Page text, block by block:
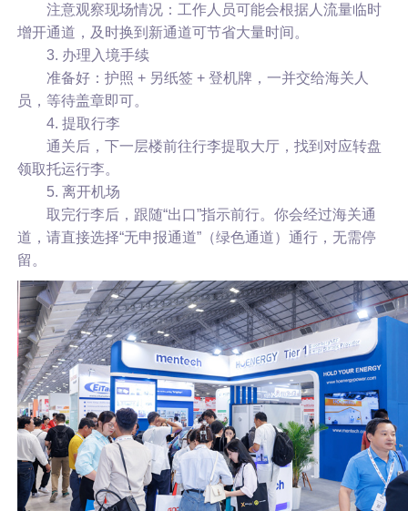
注意观察现场情况：工作人员可能会根据人流量临时
增开通道，及时换到新通道可节省大量时间。
3. 办理入境手续
准备好：护照 + 另纸签 + 登机牌，一并交给海关人
员，等待盖章即可。
4. 提取行李
通关后，下一层楼前往行李提取大厅，找到对应转盘
领取托运行李。
5. 离开机场
取完行李后，跟随“出口”指示前行。你会经过海关通
道，请直接选择“无申报通道”（绿色通道）通行，无需停
留。